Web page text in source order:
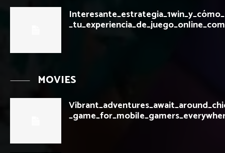
_tu_experiencia_de_juego_online_com
MOVIES